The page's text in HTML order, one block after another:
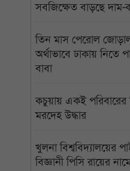
সবজিক্ষেত বাড়ছে দাম-
তিন মাস পেরোল
অর্থাভাবে ঢাকায় নিতে
বাবা
কচুয়ায় একই
মরদেহ উদ্ধার
খুলনা বিশ্ববিদ্যালয়ের
বিজ্ঞানী পিসি রায়ের